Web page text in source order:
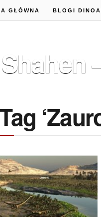
GŁÓWNA BLOGI
Shahen
22 KWIETNIA 2018
Hołd dla Barosaurus
lentus!